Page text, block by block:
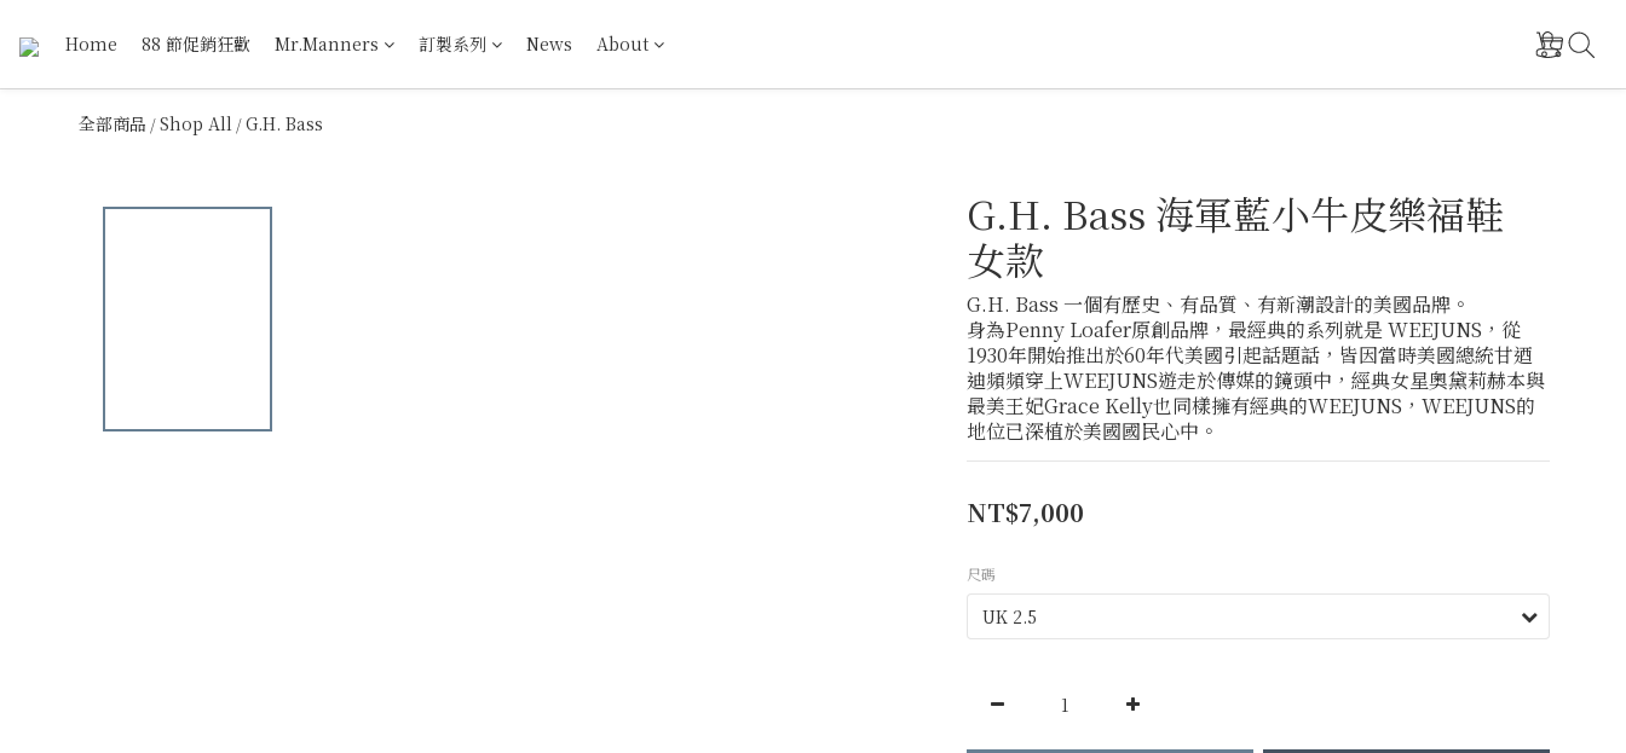
Home 88 節促銷狂歡 Mr.Manners 訂製系列 News About
全部商品 /Shop All /G.H. Bass
G.H. Bass 海軍藍小牛皮樂福鞋
女款
G.H. Bass 一個有歷史、有品質、有新潮設計的美國品牌。
身為Penny Loafer原創品牌，最經典的系列就是 WEEJUNS，從
1930年開始推出於60年代美國引起話題話，皆因當時美國總統甘迺
迪頻頻穿上WEEJUNS遊走於傳媒的鏡頭中，經典女星奧黛莉赫本與
最美王妃Grace Kelly也同樣擁有經典的WEEJUNS，WEEJUNS的
地位已深植於美國國民心中。
NT$7,000
尺碼